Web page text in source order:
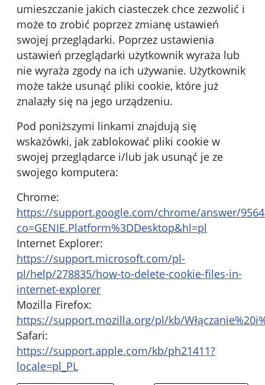
umieszczanie jakich ciasteczek chce zezwolić i
może to zrobić poprzez zmianę ustawień
swojej przeglądarki. Poprzez ustawienia
ustawień przeglądarki użytkownik wyraża lub
nie wyraża zgody na ich używanie. Użytkownik
może także usunąć pliki cookie, które już
znalazły się na jego urządzeniu.
Pod poniższymi linkami znajdują się
wskazówki, jak zablokować pliki cookie w
swojej przeglądarce i/lub jak usunąć je ze
swojego komputera:
Chrome:
https://support.google.com/chrome/answer/
co=GENIE.Platform%3DDesktop&hl=pl
Internet Explorer:
https://support.microsoft.com/pl-
pl/help/278835/how-to-delete-cookie-files-in-
internet-explorer
Mozilla Firefox:
https://support.mozilla.org/pl/kb/
Safari:
https://support.apple.com/kb/ph21411?
locale=pl_PL